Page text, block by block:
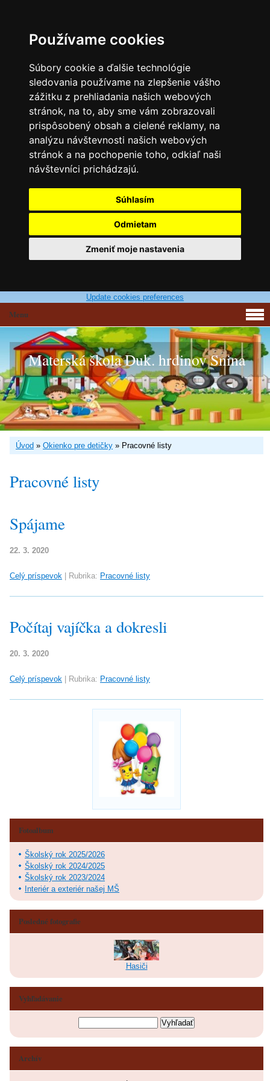
Používame cookies
Súbory cookie a ďalšie technológie
sledovania používame na zlepšenie vášho
zážitku z prehliadania našich webových
stránok, na to, aby sme vám zobrazovali
prispôsobený obsah a cielené reklamy, na
analýzu návštevnosti našich webových
stránok a na pochopenie toho, odkiaľ naši
návštevníci prichádzajú.
Súhlasím
Odmietam
Zmeniť moje nastavenia
Update cookies preferences
Materská škola Duk. hrdinov Snina
Úvod » Okienko pre detičky » Pracovné listy
Pracovné listy
Spájame
22. 3. 2020
Celý príspevok Rubrika: Pracovné listy
Počítaj vajíčka a dokresli
20. 3. 2020
Celý príspevok Rubrika: Pracovné listy
Menu
Fotoalbum
Školský rok 2025/2026
Školský rok 2024/2025
Školský rok 2023/2024
Interiér a exteriér našej MŠ
Posledné fotografie
Hasiči
Vyhľadávanie
Archív